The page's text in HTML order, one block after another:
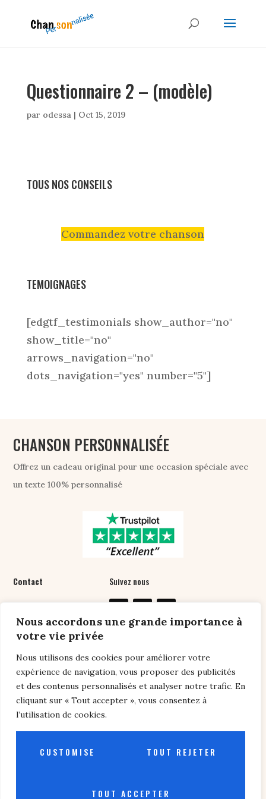
Nous accordons une grande importance à
votre vie privée
Nous utilisons des cookies pour améliorer votre
expérience de navigation, vous proposer des publicités
et des contenus personnalisés et analyser notre trafic. En
cliquant sur « Tout accepter », vous consentez à
l’utilisation de cookies.
CUSTOMISE TOUT REJETER
TOUT ACCEPTER
Questionnaire 2 – (modèle)
par odessa| Oct 15, 2019
TOUS NOS CONSEILS
Commandez votre chanson
TEMOIGNAGES
[edgtf_testimonials show_author="no"
show_title="no"
arrows_navigation="no"
dots_navigation="yes" number="5"]
CHANSON PERSONNALISÉE
Offrez un cadeau original pour une occasion spéciale avec
un texte 100% personnalisé
Contact
07 61 76 24 89
contact@chansonpers
Suivez nous
Liens utiles
Conditions générales de vente
confidentialité / Conseils/FAQ